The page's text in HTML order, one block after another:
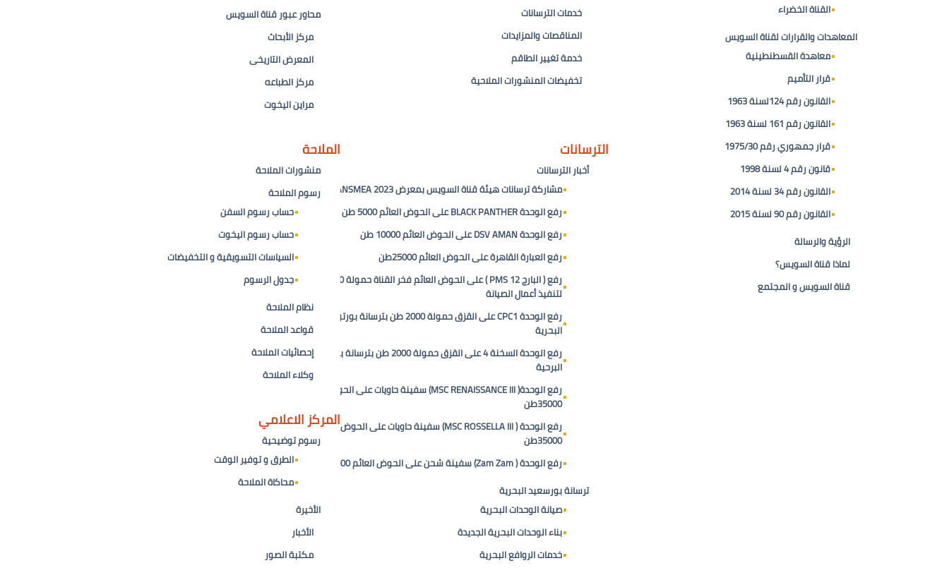
القناة الخضراء
المعاهدات والقرارات لقناة السويس
معاهدة القسطنطينية
قرار التأميم
القانون رقم 124لسنة 1963
القانون رقم 161 لسنة 1963
قرار جمهوري رقم 1975/30
قانون رقم 4 لسنة 1998
القانون رقم 34 لسنة 2014
القانون رقم 90 لسنة 2015
الرؤية والرسالة
لماذا قناة السويس؟
قناة السويس و المجتمع
خدمات الترسانات
المناقصات والمزايدات
خدمة تغيير الطاقم
تخفيضات المنشورات الملاحية
محاور عبور قناة السويس
مركز الأبحاث
المعرض التاريخى
مركز الطباعه
مراين اليخوت
الترسانات
أخبار الترسانات
مشاركة ترسانات هيئة قناة السويس بمعرض TRANSMEA 2023
رفع الوحدة BLACK PANTHER على الحوض العائم 5000 طن
رفع الوحدة DSV AMAN على الحوض العائم 10000 طن
رفع العبارة القاهرة على الحوض العائم 25000طن
لتنفيذ أعمال الصيانة
رفع الوحدة CPC1 على القزق حمولة 2000 طن بترسانة بورتوفيق
البحرية
رفع الوحدة السخنة 4 على القزق حمولة 2000 طن بترسانة بورتوفيق
البرحية
رفع الوحدة( MSC RENAISSANCE III) سفينة حاويات على الحوض العائم
35000طن
رفع الوحدة ( MSC ROSSELLA III) سفينة حاويات على الحوض العائم
35000طن
رفع الوحدة ( Zam Zam) سفينة شحن على الحوض العائم 5000 طن .
ترسانة بورسعيد البحرية
صيانة الوحدات البحرية
بناء الوحدات البحرية الجديدة
خدمات الروافع البحرية
الملاحة
منشورات الملاحة
رسوم الملاحة
حساب رسوم السفن
حساب رسوم اليخوت
السياسات التسويقية و التخفيضات
جدول الرسوم
نظام الملاحة
قواعد الملاحة
إحصائيات الملاحة
وكلاء الملاحة
المركز الاعلامي
رسوم توضيحية
الطرق و توفير الوقت
محاكاة الملاحة
الأخيرة
الأخبار
مكتبة الصور